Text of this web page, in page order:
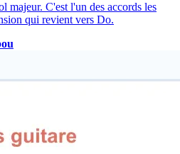
majeur. C'est l'un des accords les
qui revient vers Do.